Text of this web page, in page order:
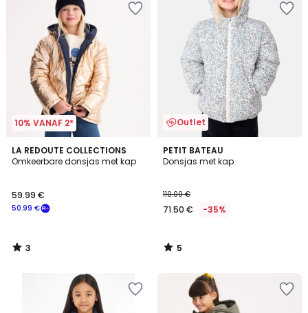
10% VANAF 2*
LA REDOUTE COLLECTIONS
Omkeerbare donsjas met kap
50.99 €
59.99 €
3
/
3
/
Outlet
PETIT BATEAU
Donsjas met kap
110.00 €
71.50 € -35%
5
/
5
/